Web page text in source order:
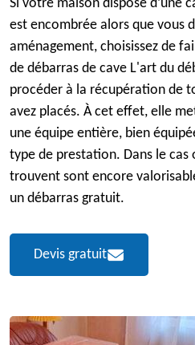
Si votre maison dispose d’une
est encombrée alors que vous
aménagement, choisissez de
de débarras de cave L'art du
procéder à la récupération de
avez placés. À cet effet, elle
une équipe entière, bien
type de prestation. Dans le cas
trouvent sont encore
un débarras gratuit.
Devis gratuit